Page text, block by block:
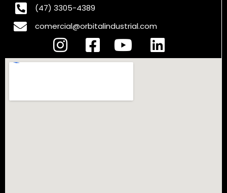
(47) 3305-4389
comercial@orbitalindustrial.com